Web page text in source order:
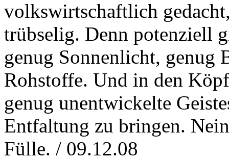
volkswirtschaftlich
trübselig. Denn potenziell
genug Sonnenlicht, genug
Rohstoffe. Und in den
genug unentwickelte
Entfaltung zu bringen.
Fülle. / 09.12.08